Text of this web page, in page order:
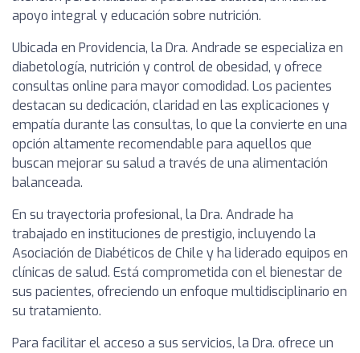
apoyo integral y educación sobre nutrición.
Ubicada en Providencia, la Dra. Andrade se especializa en
diabetología, nutrición y control de obesidad, y ofrece
consultas online para mayor comodidad. Los pacientes
destacan su dedicación, claridad en las explicaciones y
empatía durante las consultas, lo que la convierte en una
opción altamente recomendable para aquellos que
buscan mejorar su salud a través de una alimentación
balanceada.
En su trayectoria profesional, la Dra. Andrade ha
trabajado en instituciones de prestigio, incluyendo la
Asociación de Diabéticos de Chile y ha liderado equipos en
clínicas de salud. Está comprometida con el bienestar de
sus pacientes, ofreciendo un enfoque multidisciplinario en
su tratamiento.
Para facilitar el acceso a sus servicios, la Dra. ofrece un